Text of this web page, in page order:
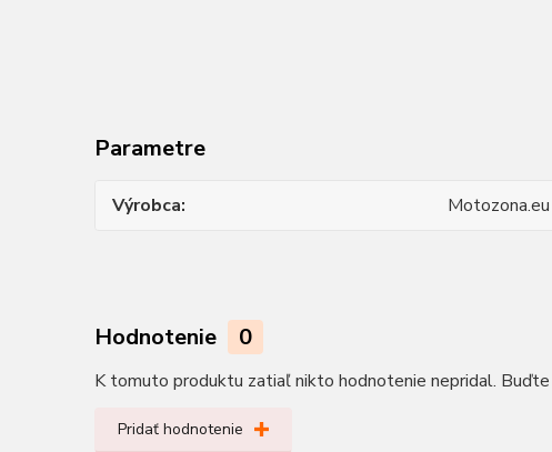
Parametre
Výrobca Motozona.eu
Hodnotenie 0
K tomuto produktu zatiaľ nikto hodnotenie nepridal. Buďte
Pridať hodnotenie